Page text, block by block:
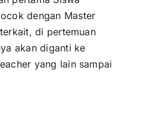
dengan Master
di pertemuan
akan diganti ke
yang lain sampai